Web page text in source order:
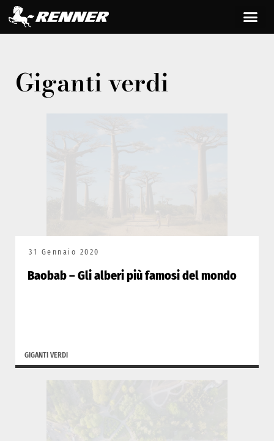
Giganti verdi
31 Gennaio 2020
Baobab – Gli alberi più famosi del mondo
GIGANTI VERDI